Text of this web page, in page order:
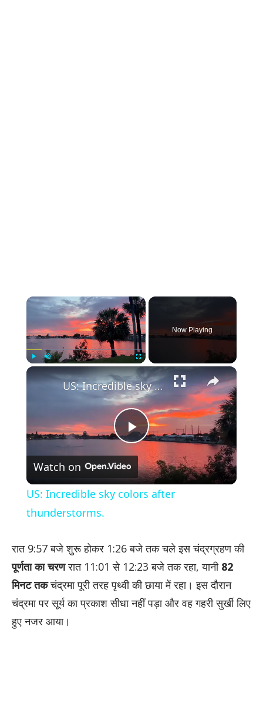
×
Fullscreen
Now Playing
×
Play
Video
US: Incredible sky colors after thunderstorms.
Watch on
US: Incredible sky colors after
thunderstorms.
रात 9:57 बजे शुरू होकर 1:26 बजे तक चले इस चंद्रग्रहण की
पूर्णता का चरणरात 11:01 से 12:23 बजे तक रहा, यानी 82
मिनट तकचंद्रमा पूरी तरह पृथ्वी की छाया में रहा। इस दौरान
चंद्रमा पर सूर्य का प्रकाश सीधा नहीं पड़ा और वह गहरी सुर्खी लिए
हुए नजर आया।